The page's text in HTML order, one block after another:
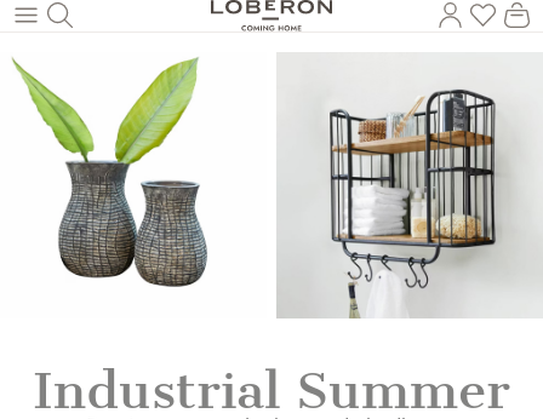
Naar de hoofdinhoud
U
Industrial Summer